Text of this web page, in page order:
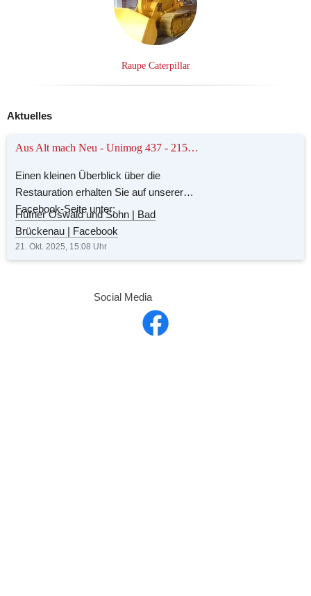
Raupe Caterpillar
Aktuelles
Aus Alt mach Neu - Unimog 437 - 2150 mit Kran
Einen kleinen Überblick über die
Restauration erhalten Sie auf unserer
Facebook-Seite unter:
Hüfner Oswald und Sohn | Bad
Brückenau | Facebook
21. Okt. 2025, 15:08 Uhr
Social Media